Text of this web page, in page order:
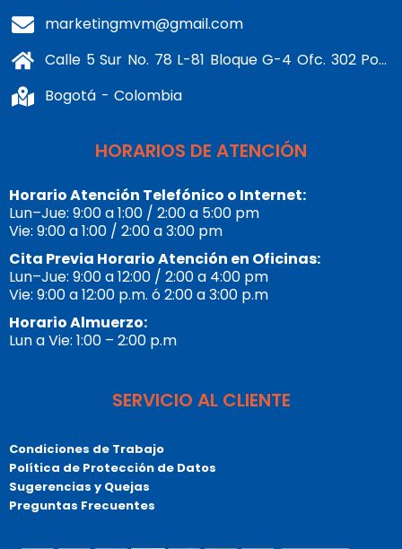
marketingmvm@gmail.com
Calle 5 Sur No. 78 L-81 Bloque G-4 Ofc. 302 Portería 1 Banderas - Kennedy
Bogotá - Colombia
HORARIOS DE ATENCIÓN
Horario Atención Telefónico o Internet:
Lun–Jue: 9:00 a 1:00 / 2:00 a 5:00 pm
Vie: 9:00 a 1:00 / 2:00 a 3:00 pm
Cita Previa Horario Atención en Oficinas:
Lun–Jue: 9:00 a 12:00 / 2:00 a 4:00 pm
Vie: 9:00 a 12:00 p.m. ó 2:00 a 3:00 p.m
Horario Almuerzo:
Lun a Vie: 1:00 – 2:00 p.m
SERVICIO AL CLIENTE
Condiciones de Trabajo
Política de Protección de Datos
Sugerencias y Quejas
Preguntas Frecuentes